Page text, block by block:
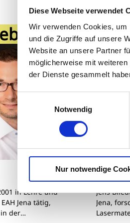
Diese Webseite verwendet
Wir verwenden Cookies,
und die Zugriffe auf unsere
Website an unsere Partner
möglicherweise mit
der Dienste gesammelt
Einwilligungsauswahl
Notwendig
Nur notwendige
von
in Lehre und
Jena tätig,
der
Jens
Jens
Jena,